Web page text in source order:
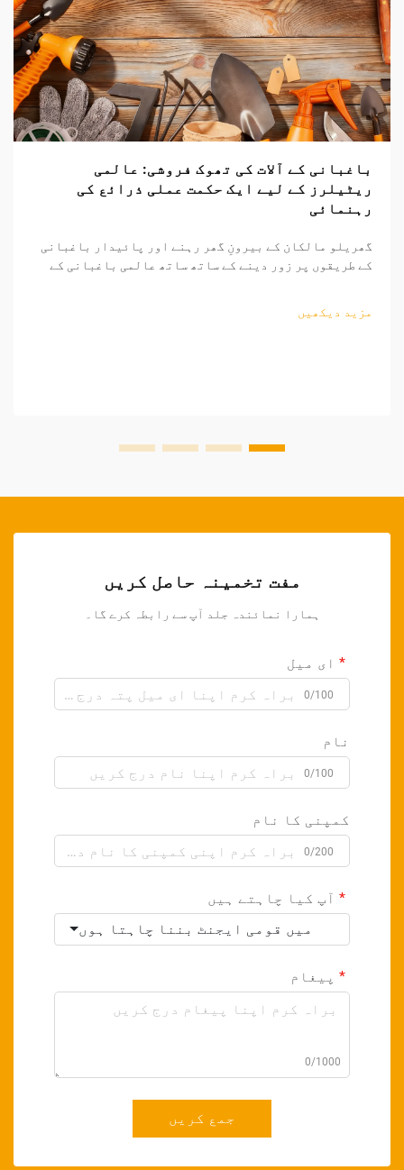
باغبانی کے آلات کی تھوک فروشی: عالمی
ریٹیلرز کے لیے ایک حکمت عملی ذرائع کی
رہنمائی
گھریلو مالکان کے بیرونِ گھر رہنے اور پائیدار باغبانی
کے طریقوں پر زور دینے کے ساتھ ساتھ عالمی باغبانی کے
کے اوزار کی ذرائع کاری کی پیچیدگیوں کو سمجھنا...
مزید دیکھیں
مفت تخمینہ حاصل کریں
ہمارا نمائندہ جلد آپ سے رابطہ کرے گا۔
ای میل
0/100
نام
0/100
کمپنی کا نام
0/200
آپ کیا چاہتے ہیں
میں قومی ایجنٹ بننا چاہتا ہوں
پیغام
0/1000
جمع کریں